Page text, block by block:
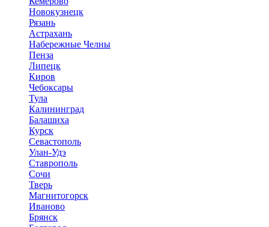
Новокузнецк
Рязань
Астрахань
Набережные Челны
Пенза
Липецк
Киров
Чебоксары
Тула
Калининград
Балашиха
Курск
Севастополь
Улан-Удэ
Ставрополь
Сочи
Тверь
Магнитогорск
Иваново
Брянск